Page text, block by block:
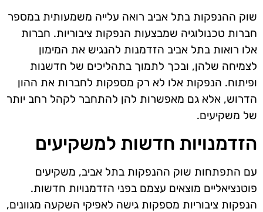
שוק ההנפקות בתל אביב רואה עלייה משמעותית במספר
חברות טכנולוגיה שמבצעות הנפקות ציבוריות. חברות
אלו רואות בתל אביב הזדמנות להנגיש את המימון
לצמיחה שלהן, ובכך לתמוך בתהליכים של חדשנות
ופיתוח. הנפקות אלו לא רק מספקות לחברות את ההון
הדרוש, אלא גם מאפשרות להן להתחבר לקהל רחב יותר
של משקיעים.
הזדמנויות חדשות למשקיעים
עם התפתחות שוק ההנפקות בתל אביב, משקיעים
פוטנציאליים מוצאים עצמם בפני הזדמנויות חדשות.
הנפקות ציבוריות מספקות גישה לאפיקי השקעה מגוונים,